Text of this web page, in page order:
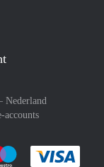
Nederland
accounts
method
with :payment
Pay easily with